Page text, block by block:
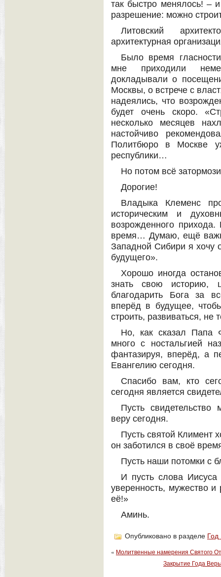
так быстро менялось! –
разрешение: можно
Литовский
архитектурная
Было время
мне приходили
докладывали о
Москвы, о встрече с
надеялись, что
будет очень скоро.
несколько месяцев
настойчиво
Политбюро в Москве
республики…
Но потом всё
Дорогие!
Владыка Клеменс
историческим и
возрожденного
время… Думаю, ещё
Западной Сибири я хочу
будущего».
Хорошо иногда
знать свою историю,
благодарить Бога за
вперёд в будущее,
строить, развиваться, не
Но, как сказал Папа
много с ностальгией
фантазируя, вперёд, а
Евангелию сегодня.
Спасибо вам, кто
сегодня является
Пусть
веру сегодня.
Пусть святой Климент
он заботился в своё
Пусть наши потомки с
И пусть слова
уверенность, мужество
её!»
Аминь.
Опубликовано в разделе
« Молитвенные намерения Святого
Закрытие Года